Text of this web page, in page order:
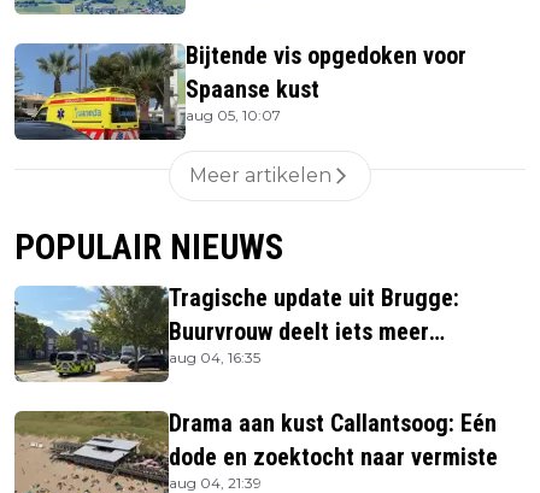
Bijtende vis opgedoken voor
Spaanse kust
aug 05, 10:07
Meer artikelen
POPULAIR NIEUWS
Tragische update uit Brugge:
Buurvrouw deelt iets meer
informatie
aug 04, 16:35
Drama aan kust Callantsoog: Eén
dode en zoektocht naar vermiste
aug 04, 21:39